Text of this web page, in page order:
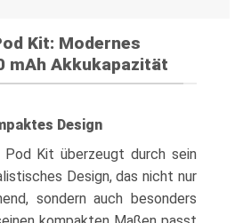
Kit: Modernes
mAh Akkukapazität
Design
Pod Kit überzeugt durch sein
Design, das nicht nur
sondern auch besonders